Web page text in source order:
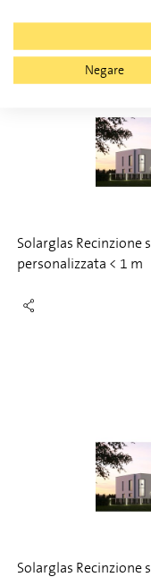
Solarglas Recinzione
personalizzata < 1 m
Solarglas Recinzione
Negare